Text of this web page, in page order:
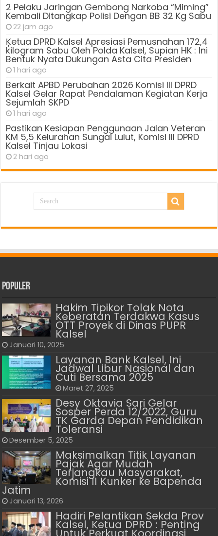
2 Pelaku Jaringan Gembong Narkoba “Miming”
Kembali Ditangkap Polisi Dengan BB 32 Kg Sabu
22 jam ago
Ķetua DPRD Kalsel Apresiasi Pemusnahan 172,4
kilogram Sabu Oleh Polda Kalsel, Supian HK : Ini
Bentuk Nyata Dukungan Asta Cita Presiden
1 hari ago
Berkait APBD Perubahan 2026 Komisi III DPRD
Kalsel Gelar Rapat Pendalaman Kegiatan Kerja
Sejumlah SKPD
1 hari ago
Pastikan Kesiapan Penggunaan Jalan Veteran
KM 5,5 Kelurahan Sungai Lulut, Komisi III DPRD
Kalsel Tinjau Lokasi
2 hari ago
Populer
Hakim Tipikor Tolak Nota
Keberatan Terdakwa Kasus
OTT Proyek di Dinas PUPR
Kalsel
Januari 10, 2025
Layanan Bank Kalsel, Ini
Jadwal Libur Nasional dan
Cuti Bersama 2025
Maret 27, 2025
Desy Oktavia Sari Gelar
Sosper Perda 12/2022, Guru
TK Garda Depan Pendidikan
Toleransi
Desember 5, 2025
Maksimalkan Titik Layanan
Pajak Agar Mudah
Terjangkau Masyarakat,
Komisi II Kunker ke Bapenda
Jatim
Januari 13, 2026
Hadiri Pelantikan Sekda Prov
Kalsel, Ketua DPRD : Penting
Untuk Perkuat Koordinasi